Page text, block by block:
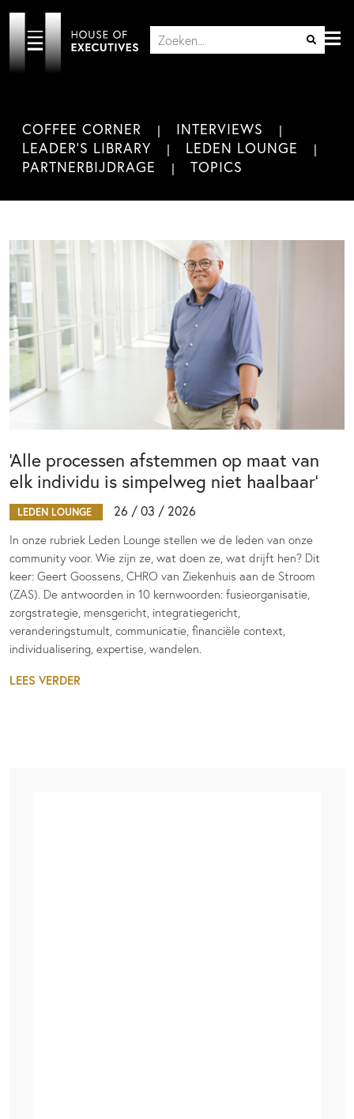
COFFEE CORNER
INTERVIEWS
LEADER'S LIBRARY
LEDEN LOUNGE
PARTNERBIJDRAGE
TOPICS
‘Alle processen afstemmen op maat van
elk individu is simpelweg niet haalbaar’
LEDEN LOUNGE 26 / 03 / 2026
In onze rubriek Leden Lounge stellen we de leden van onze
community voor. Wie zijn ze, wat doen ze, wat drijft hen? Dit
keer: Geert Goossens, CHRO van Ziekenhuis aan de Stroom
(ZAS). De antwoorden in 10 kernwoorden: fusieorganisatie,
zorgstrategie, mensgericht, integratiegericht,
veranderingstumult, communicatie, financiële context,
individualisering, expertise, wandelen.
LEES VERDER